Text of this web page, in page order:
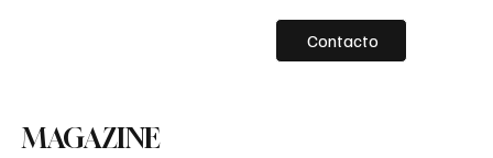
Contacto
MAGAZINE